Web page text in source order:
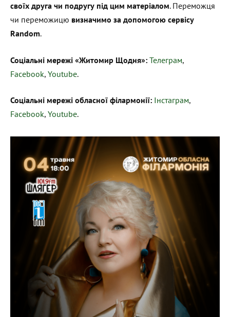
своїх друга чи подругу під цим матеріалом. Переможця
чи переможицю визначимо за допомогою сервісу
Random.
Соціальні мережі «Житомир Щодня»: Телеграм,
Facebook, Youtube.
Соціальні мережі обласної філармонії: Інстаграм,
Facebook, Youtube.